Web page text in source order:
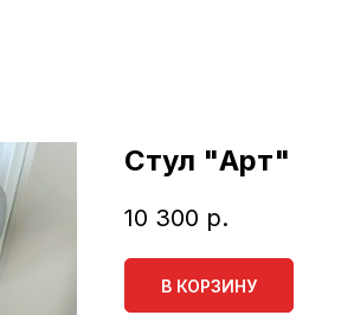
Стул "Арт"
10 300 р.
В КОРЗИНУ